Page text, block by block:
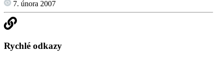
7. února 2007
Rychlé odkazy